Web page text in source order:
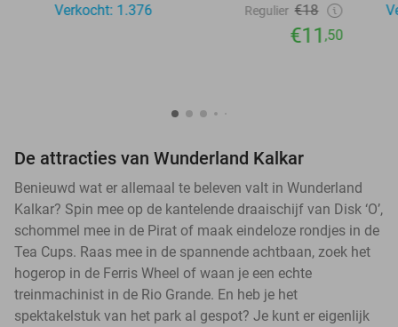
Verkocht: 1.376
Regulier €18
€11,50
De attracties van Wunderland Kalkar
Benieuwd wat er allemaal te beleven valt in Wunderland
Kalkar? Spin mee op de kantelende draaischijf van Disk ‘O’,
schommel mee in de Pirat of maak eindeloze rondjes in de
Tea Cups. Raas mee in de spannende achtbaan, zoek het
hogerop in de Ferris Wheel of waan je een echte
treinmachinist in de Rio Grande. En heb je het
spektakelstuk van het park al gespot? Je kunt er eigenlijk